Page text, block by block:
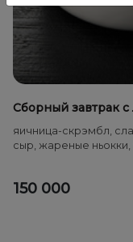
Сборный завтрак с
яичница-скрэмбл,
сыр, жареные
150 000